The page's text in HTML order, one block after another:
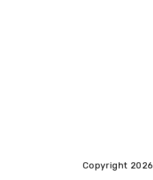
Copyright 2026